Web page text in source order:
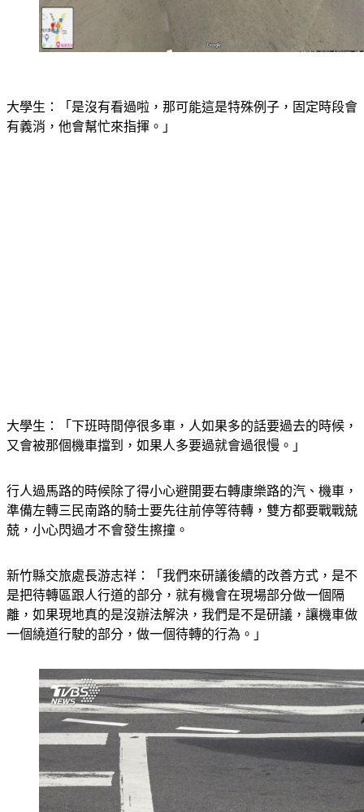
大學生：「是沒有看過啦，那可能這是特殊例子，固定時段會
有義消，他會幫忙來指揮。」
大學生：「下班時間停很多車，人如果多的話要過去的時候，
又會被那個機車擋到，如果人多要過就會過很慢。」
行人過馬路的時候除了得小心避開要右轉康樂路的汽、機車，
準備左轉三民南路的騎士要先往前停等待轉，雙方都要戰戰兢
兢，小心閃過才不會發生擦撞。
新竹縣交旅處長游志祥：「我們來研議後續的改善方式，是不
是把待轉區跟人行道的部分，就有機會在現場部分做一個隔
離，如果現地真的是沒辦法解決，我們是不是研議，讓機車做
一個繞道行駛的部分，做一個待轉的行為。」